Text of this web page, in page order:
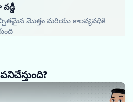
మొత్తం మరియు కాలవ్యవధికి